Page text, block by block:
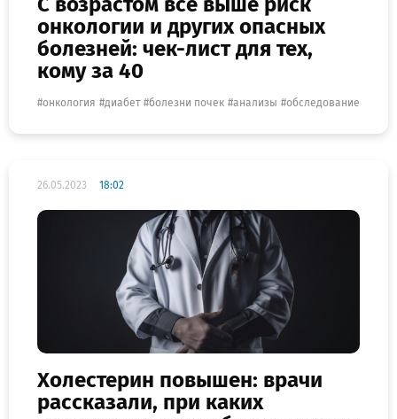
онкологии и других опасных
болезней: чек-лист для тех,
кому за 40
онкология диабет болезни почек анализы обследование
26.05.2023 18:02
Холестерин повышен: врачи
рассказали, при каких